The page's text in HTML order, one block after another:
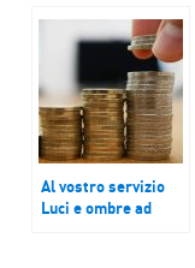
Al vostro servizio
Luci e ombre ad